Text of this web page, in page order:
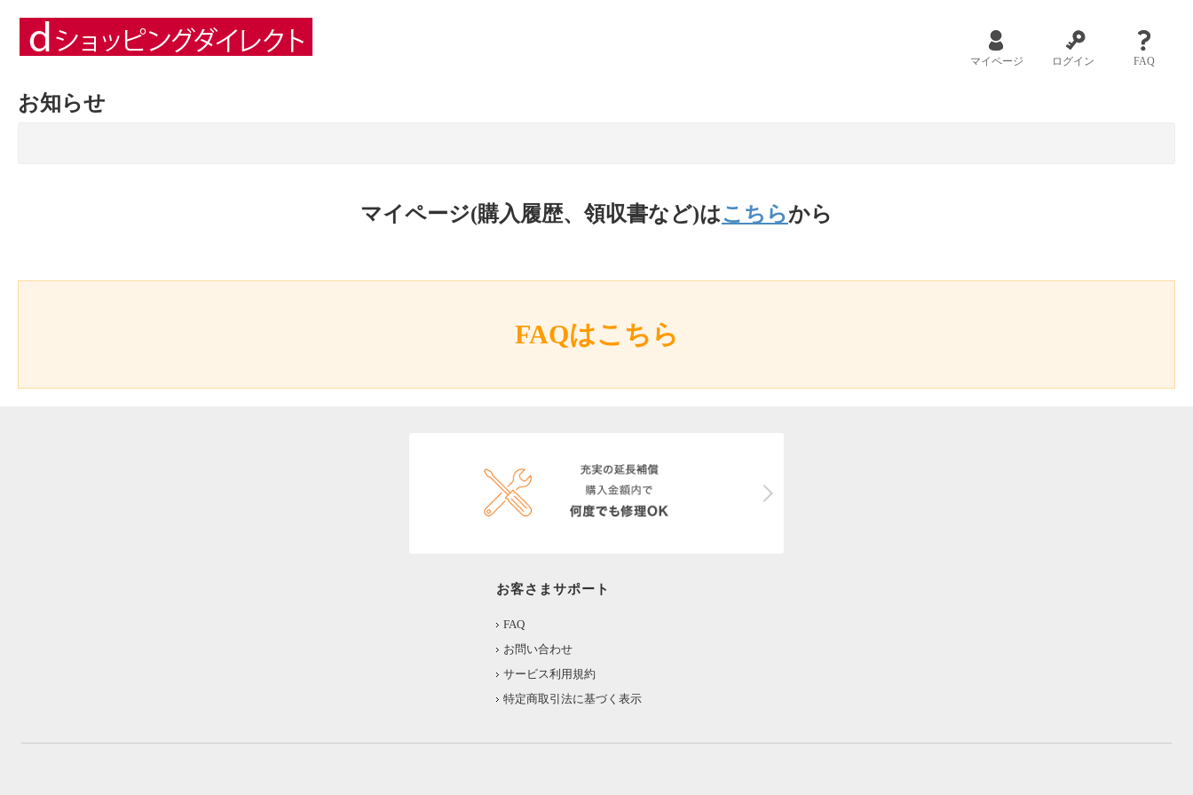
マイページ ログイン FAQ
お知らせ
マイページ(購入履歴、領収書など)はこちらから
FAQはこちら
お客さまサポート
FAQ
お問い合わせ
サービス利用規約
特定商取引法に基づく表示